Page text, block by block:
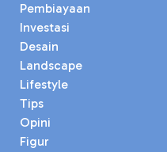
Pembiayaan
Investasi
Desain
Landscape
Lifestyle
Tips
Opini
Figur